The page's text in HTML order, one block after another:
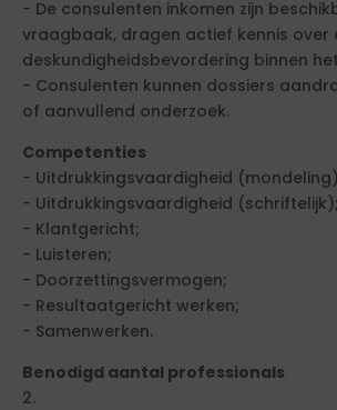
- De consulenten inkomen zijn
vraagbaak, dragen actief kennis over
deskundigheidsbevordering binnen
- Consulenten kunnen dossiers
of aanvullend onderzoek.
Competenties
- Uitdrukkingsvaardigheid
- Uitdrukkingsvaardigheid (schriftelijk);
- Klantgericht;
- Luisteren;
- Doorzettingsvermogen;
- Resultaatgericht werken;
- Samenwerken.
Benodigd aantal professionals
2.